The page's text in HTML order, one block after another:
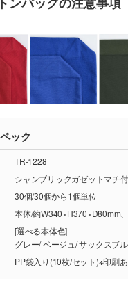
ック
TR-1228
シャンブリックガゼットマチ
30個/30個から1個単位
本体/約W340×H370×D80mm
[選べる本体色]
グレー/ ベージュ/ サックス
PP袋入り(10枚/セット)※印刷